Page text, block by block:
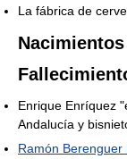
La fábrica de
Nacimientos
Enrique Enríquez
Andalucía y
Ramón Berenguer